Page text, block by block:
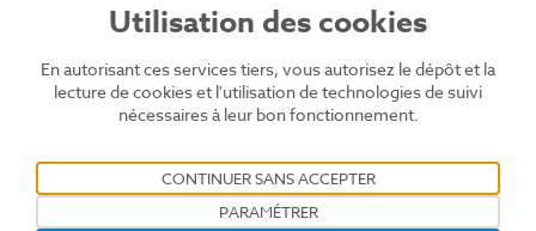
© 2024 - Soprema - Tous droits réservés - @Atypix
Utilisation des cookies
En autorisant ces services tiers, vous autorisez le dépôt et la
lecture de cookies et l'utilisation de technologies de suivi
nécessaires à leur bon fonctionnement.
CONTINUER SANS ACCEPTER
PARAMÉTRER